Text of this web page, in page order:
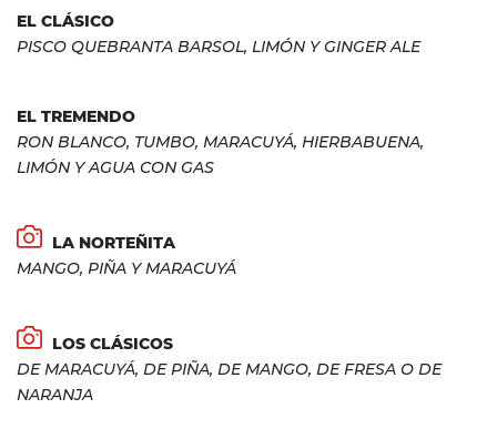
EL CLÁSICO
PISCO QUEBRANTA BARSOL, LIMÓN Y GINGER ALE
EL TREMENDO
RON BLANCO, TUMBO, MARACUYÁ, HIERBABUENA,
LIMÓN Y AGUA CON GAS
LA NORTEÑITA
MANGO, PIÑA Y MARACUYÁ
LOS CLÁSICOS
DE MARACUYÁ, DE PIÑA, DE MANGO, DE FRESA O DE
NARANJA